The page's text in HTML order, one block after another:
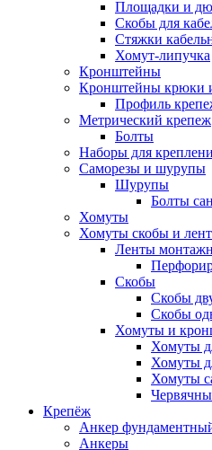
Площадки и
Скобы для
Стяжки
Хомут-липучка
Кронштейны
Кронштейны крюки
Профиль
Метрический крепеж
Болты
Наборы для
Саморезы и шурупы
Шурупы
Болты
Хомуты
Хомуты скобы и
Ленты
Скобы
Скобы
Скобы
Хомуты и
Хомуты
Хомуты
Хомуты
Крепёж
Анкер
Анкеры